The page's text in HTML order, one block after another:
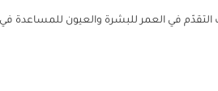
التقدّم في العمر للبشرة والعيون للمساعدة